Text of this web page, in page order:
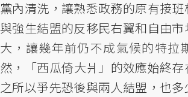
黨內清洗，讓熟悉政務的原有接班
與強生結盟的反移民右翼和自由
大，讓幾年前仍不成氣候的特拉
然，「​西瓜倚大爿」的效應始終
之所以爭先恐後與兩人結盟，也